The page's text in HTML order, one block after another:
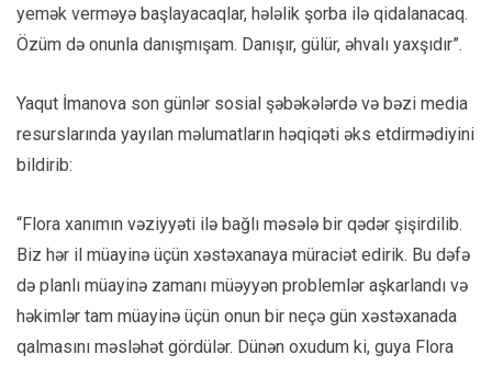
yemək verməyə başlayacaqlar, hələlik şorba ilə qidalanacaq.
Özüm də onunla danışmışam. Danışır, gülür, əhvalı yaxşıdır”.
Yaqut İmanova son günlər sosial şəbəkələrdə və bəzi media
resurslarında yayılan məlumatların həqiqəti əks etdirmədiyini
bildirib:
“Flora xanımın vəziyyəti ilə bağlı məsələ bir qədər şişirdilib.
Biz hər il müayinə üçün xəstəxanaya müraciət edirik. Bu dəfə
də planlı müayinə zamanı müəyyən problemlər aşkarlandı və
həkimlər tam müayinə üçün onun bir neçə gün xəstəxanada
qalmasını məsləhət gördülər. Dünən oxudum ki, guya Flora